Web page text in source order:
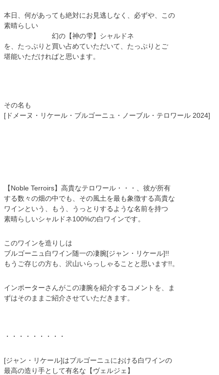
本日、何があっても絶対にお見逃しなく、必ずや、この
素晴らしい
幻の【神の雫】シャルドネ
を、たっぷりと買い占めていただいて、たっぷりとご
堪能いただければと思います。
その名も
[ドメーヌ・リケール・ブルゴーニュ・ノーブル・テロワール 2024]
【Noble Terroirs】高貴なテロワール・・・、彼が所有
する数々の畑の中でも、その風土を最も象徴する高貴な
ワインという、もう、うっとりするような名前を持つ
素晴らしいシャルドネ100%の白ワインです。
このワインを造りしは
ブルゴーニュ白ワイン随一の凄腕[ジャン・リケール]!!
もうご存じの方も、沢山いらっしゃることと思います!!。
インポーターさんがこの凄腕を紹介するコメントを、ま
ずはそのままご紹介させていただきます。
・・・・・・・・・
[ジャン・リケール]はブルゴーニュにおける白ワインの
最高の造り手として有名な【ヴェルジェ】